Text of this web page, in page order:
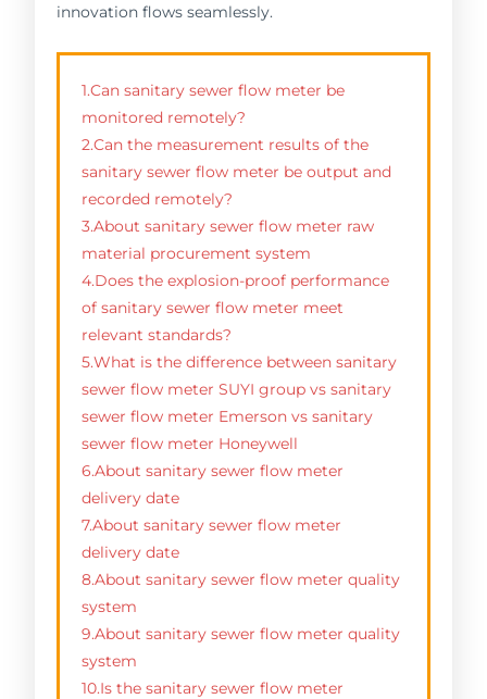
innovation flows seamlessly.
1.Can sanitary sewer flow meter be
monitored remotely?
2.Can the measurement results of the
sanitary sewer flow meter be output and
recorded remotely?
3.About sanitary sewer flow meter raw
material procurement system
4.Does the explosion-proof performance
of sanitary sewer flow meter meet
relevant standards?
5.What is the difference between sanitary
sewer flow meter SUYI group vs sanitary
sewer flow meter Emerson vs sanitary
sewer flow meter Honeywell
6.About sanitary sewer flow meter
delivery date
7.About sanitary sewer flow meter
delivery date
8.About sanitary sewer flow meter quality
system
9.About sanitary sewer flow meter quality
system
10.Is the sanitary sewer flow meter